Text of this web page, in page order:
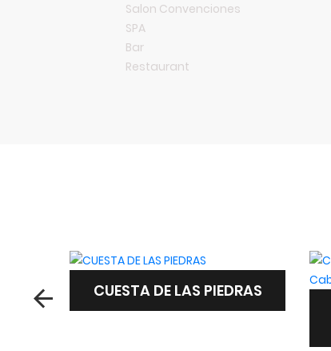
Salon Convenciones
SPA
Bar
Restaurant
CUESTA DE LAS PIEDRAS